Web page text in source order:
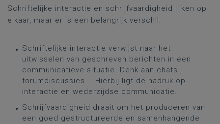
Schriftelijke interactie en schrijfvaardigheid lijken op
elkaar, maar er is een belangrijk verschil.
Schriftelijke interactie verwijst naar het
uitwisselen van geschreven berichten in een
communicatieve situatie. Denk aan chats ,
forumdiscussies … Hierbij ligt de nadruk op
interactie en wederzijdse communicatie.
Schrijfvaardigheid draait om het produceren van
een goed gestructureerde en samenhangende